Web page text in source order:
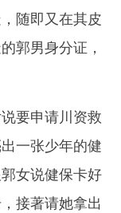
随即又在其皮
郭男身分证，
要申请川资救
一张少年的健
女说健保卡好
接著请她拿出